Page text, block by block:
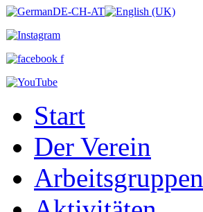
Start
Der Verein
Arbeitsgruppen